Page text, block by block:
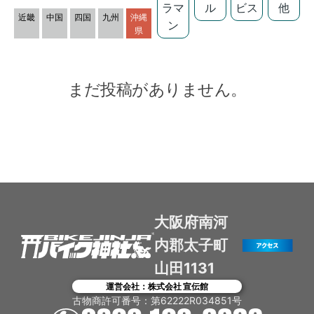
近畿 中国 四国 九州
沖縄
県
ラマ
ン
ル
ビス
他
まだ投稿がありません。
大阪府南河
内郡太子町
山田1131
運営会社：株式会社 宣伝館
古物商許可番号：第62222R034851号